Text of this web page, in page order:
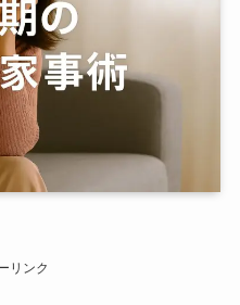
リンク